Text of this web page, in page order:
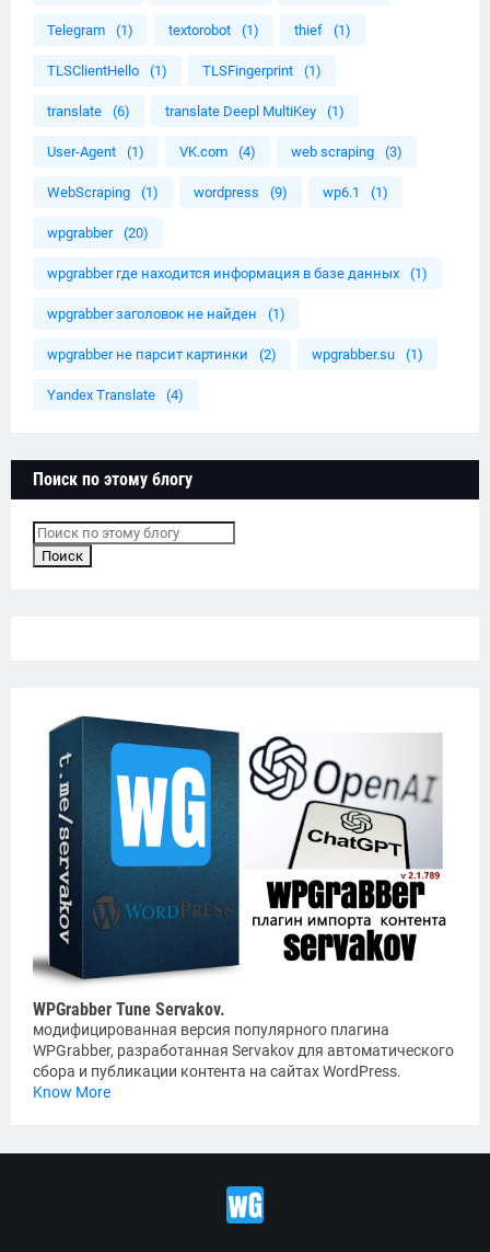
Telegram (1) textorobot (1) thief (1)
TLSClientHello (1) TLSFingerprint (1)
translate (6) translate Deepl MultiKey (1)
User-Agent (1) VK.com (4) web scraping (3)
WebScraping (1) wordpress (9) wp6.1 (1)
wpgrabber (20)
wpgrabber где находится информация в базе данных (1)
wpgrabber заголовок не найден (1)
wpgrabber не парсит картинки (2) wpgrabber.su (1)
Yandex Translate (4)
Поиск по этому блогу
WPGrabber Tune Servakov.
модифицированная версия популярного плагина
WPGrabber, разработанная Servakov для автоматического
сбора и публикации контента на сайтах WordPress.
Know More